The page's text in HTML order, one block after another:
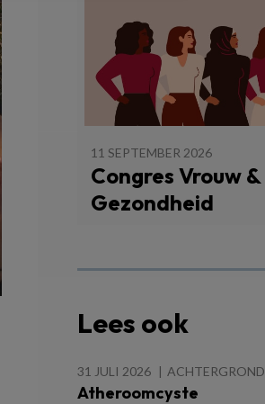
11 SEPTEMBER 2026
Congres Vrouw &
Gezondheid
Lees ook
31 JULI 2026 ACHTERGROND
Atheroomcyste